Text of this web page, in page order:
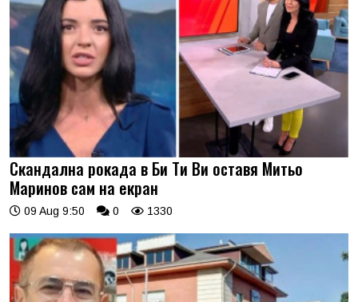
Скандална рокада в Би Ти Ви оставя Митьо
Маринов сам на екран
09 Aug 9:50 0 1330